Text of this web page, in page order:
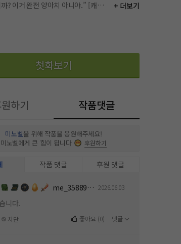
+ 더보기
첫화보기
하기 작품댓글
미노벨을 위해 작품을 응원해주세요!
미노벨에게 큰 힘이 됩니다
후원하기
작품 댓글 후원 댓글
me_358891154 2026.06.03
니다.
차단 좋아요 (0) 댓글